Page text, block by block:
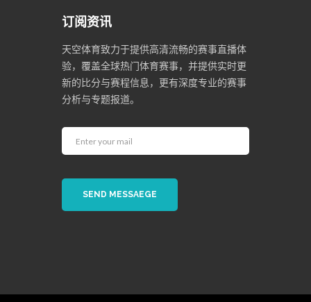
订阅资讯
天空体育致力于提供高清流畅的赛事直播体
验，覆盖全球热门体育赛事，并提供实时更
新的比分与赛程信息，更有深度专业的赛事
分析与专题报道。
SEND MESSAEGE